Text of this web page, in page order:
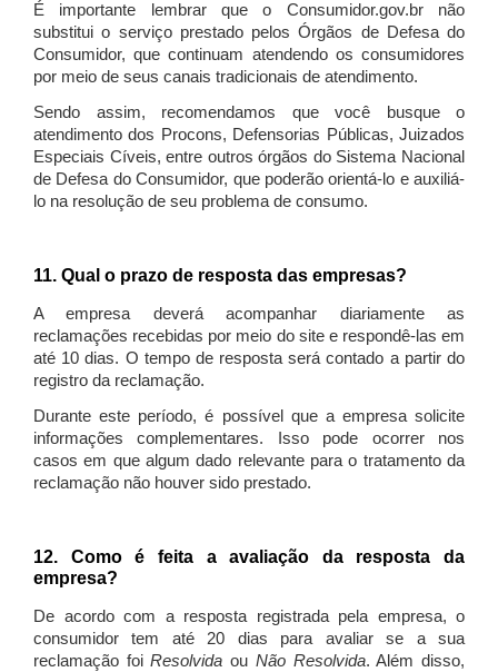
É importante lembrar que o Consumidor.gov.br não
substitui o serviço prestado pelos Órgãos de Defesa do
Consumidor, que continuam atendendo os consumidores
por meio de seus canais tradicionais de atendimento.
Sendo assim, recomendamos que você busque o
atendimento dos Procons, Defensorias Públicas, Juizados
Especiais Cíveis, entre outros órgãos do Sistema Nacional
de Defesa do Consumidor, que poderão orientá-lo e auxiliá-
lo na resolução de seu problema de consumo.
11. Qual o prazo de resposta das empresas?
A empresa deverá acompanhar diariamente as
reclamações recebidas por meio do site e respondê-las em
até 10 dias. O tempo de resposta será contado a partir do
registro da reclamação.
Durante este período, é possível que a empresa solicite
informações complementares. Isso pode ocorrer nos
casos em que algum dado relevante para o tratamento da
reclamação não houver sido prestado.
12. Como é feita a avaliação da resposta da
empresa?
De acordo com a resposta registrada pela empresa, o
consumidor tem até 20 dias para avaliar se a sua
reclamação foiResolvida ou Não Resolvida. Além disso,